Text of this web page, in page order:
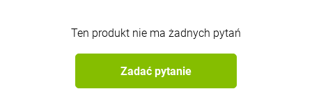
Ten produkt nie ma żadnych pytań
Zadać pytanie